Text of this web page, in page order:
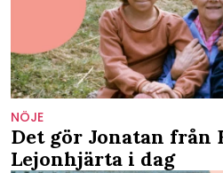
NÖJE
Det gör Jonatan från
Lejonhjärta i dag